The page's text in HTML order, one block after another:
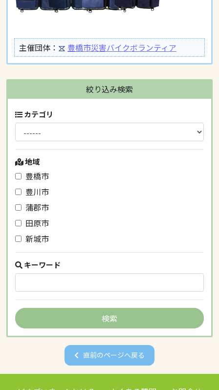
主催団体： 豊橋市災害バイクボランティア
絞り込み検索
カテゴリ
地域
豊橋市
豊川市
蒲郡市
田原市
新城市
キーワード
直前のページへ戻る